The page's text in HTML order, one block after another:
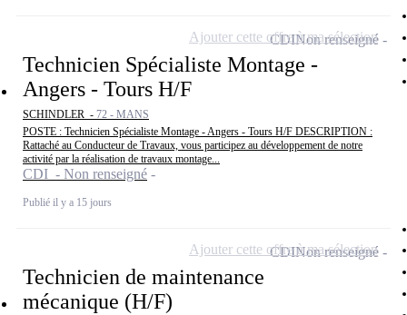
Technicien Spécialiste Montage -
Angers - Tours H/F
SCHINDLER - 72 - MANS
POSTE : Technicien Spécialiste Montage - Angers - Tours H/F DESCRIPTION :
Rattaché au Conducteur de Travaux, vous participez au développement de notre
activité par la réalisation de travaux montage...
CDI - Non renseigné
Publié il y a 15 jours
CDINon renseigné
Ajouter cette offre à ma sélection
Technicien de maintenance
mécanique (H/F)
CDINon renseigné
Ajouter cette offre à ma sélection